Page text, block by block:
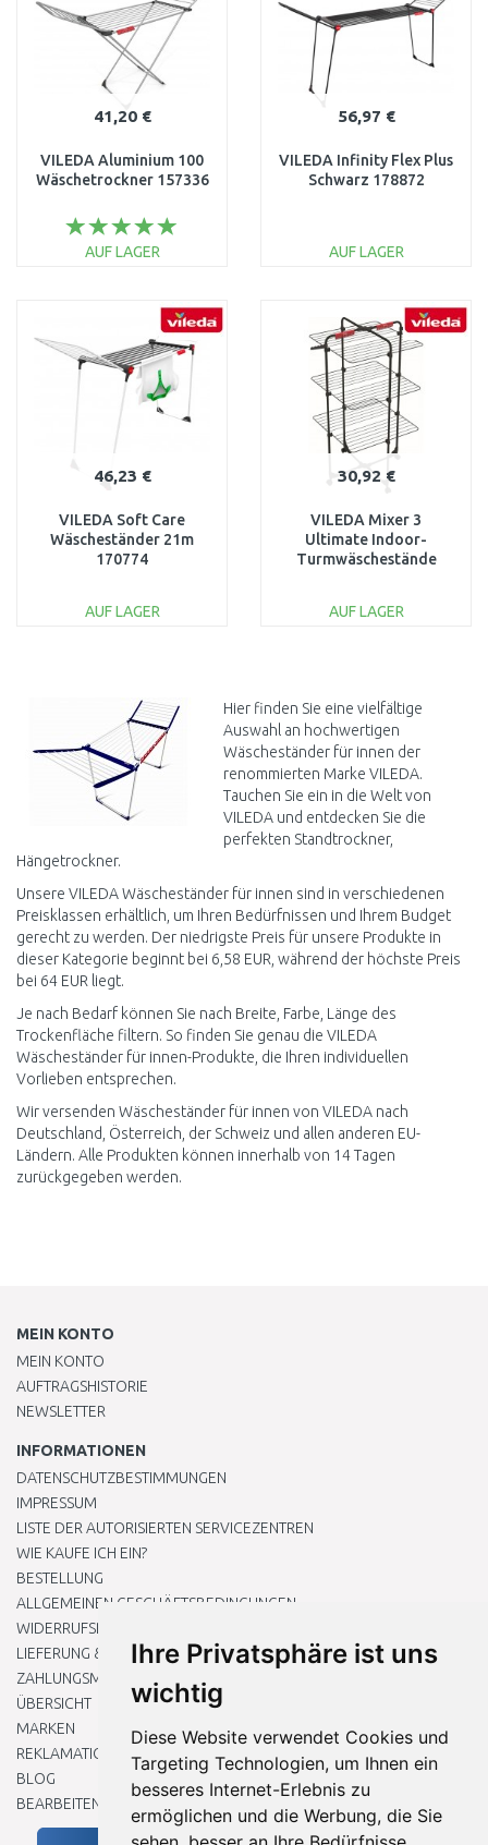
Ihre Privatsphäre ist uns
wichtig
Diese Website verwendet Cookies und
Targeting Technologien, um Ihnen ein
besseres Internet-Erlebnis zu
ermöglichen und die Werbung, die Sie
41,20 €
VILEDA Aluminium 100
Wäschetrockner 157336
AUF LAGER
WARENKORB
Vergleichen
56,97 €
VILEDA Infinity Flex Plus
Schwarz 178872
AUF LAGER
WARENKORB
Vergleichen
46,23 €
VILEDA Soft Care
Wäscheständer 21m
170774
AUF LAGER
Vergleichen
30,92 €
VILEDA Mixer 3
Ultimate Indoor-
Turmwäschestände
AUF LAGER
Vergleichen
Hier finden Sie eine vielfältige
Auswahl an hochwertigen
Wäscheständer für innen der
renommierten Marke VILEDA.
Tauchen Sie ein in die Welt von
VILEDA und entdecken Sie die
perfekten Standtrockner,
Hängetrockner.
Unsere VILEDA Wäscheständer für innen sind in verschiedenen
Preisklassen erhältlich, um Ihren Bedürfnissen und Ihrem Budget
gerecht zu werden. Der niedrigste Preis für unsere Produkte in
dieser Kategorie beginnt bei 6,58 EUR, während der höchste Preis
bei 64 EUR liegt.
Je nach Bedarf können Sie nach Breite, Farbe, Länge des
Trockenfläche filtern. So finden Sie genau die VILEDA
Wäscheständer für innen-Produkte, die Ihren individuellen
Vorlieben entsprechen.
Wir versenden Wäscheständer für innen von VILEDA nach
Deutschland, Österreich, der Schweiz und allen anderen EU-
Ländern. Alle Produkten können innerhalb von 14 Tagen
zurückgegeben werden.
MEIN KONTO
MEIN KONTO
AUFTRAGSHISTORIE
NEWSLETTER
INFORMATIONEN
DATENSCHUTZBESTIMMUNGEN
IMPRESSUM
LISTE DER AUTORISIERTEN SERVICEZENTREN
WIE KAUFE ICH EIN?
BESTELLUNG
ALLGEMEINEN GESCHÄFTSBEDINGUNGEN
WIDERRUFSRECHT
LIEFERUNG & ZAHLUNG
ZAHLUNGSMETHODEN
ÜBERSICHT
MARKEN
REKLAMATIONEN UND RETOUREN
BLOG
BEARBEITEN SIE MEINE COOKIE-EINSTELLUNGEN